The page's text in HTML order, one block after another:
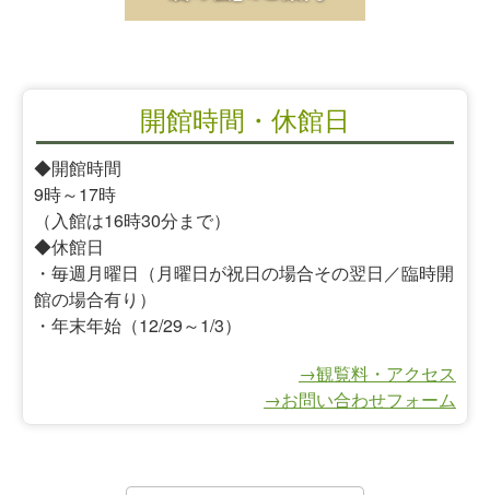
開館時間・休館日
◆開館時間
9時～17時
（入館は16時30分まで）
◆休館日
・毎週月曜日（月曜日が祝日の場合その翌日／臨時開
館の場合有り）
・年末年始（12/29～1/3）
→観覧料・アクセス
→お問い合わせフォーム